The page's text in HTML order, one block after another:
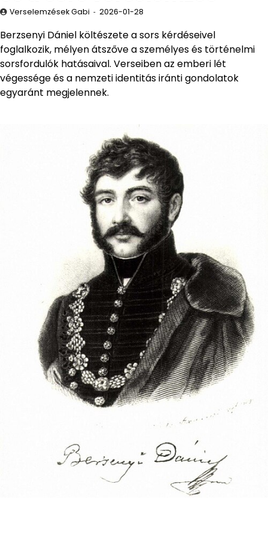
Verselemzések Gabi 2026-01-28
Berzsenyi Dániel költészete a sors kérdéseivel
foglalkozik, mélyen átszőve a személyes és történelmi
sorsfordulók hatásaival. Verseiben az emberi lét
végessége és a nemzeti identitás iránti gondolatok
egyaránt megjelennek.